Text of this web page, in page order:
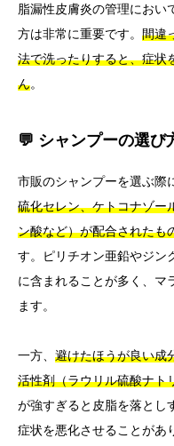
脂漏性皮膚炎の管理におい
方は非常に重要です。 間違
法で洗ったりすると、症状
ん。
💬 シャンプーの選び
市販のシャンプーを選ぶ際
硫化セレン、ケトコナゾー
ン酸など）が配合されたも
す。ピリチオン亜鉛やジン
に含まれることが多く、マ
ます。
一方、 避けたほうが良い成
活性剤（ラウリル硫酸ナト
が強すぎると皮脂を落とし
症状を悪化させることがあ